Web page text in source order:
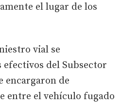
el lugar de los
vial se
efectivos del Subsector
encargaron de
entre el vehículo fugado